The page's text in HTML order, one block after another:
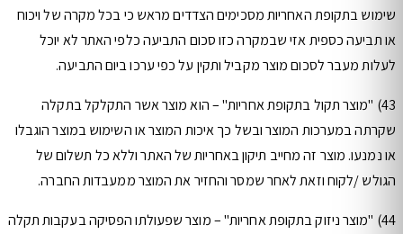
שימוש בתקופת האחריות מסכימים הצדדים מראש כי בכל מקרה של ויכוח
או תביעה כספית אזי שבמקרה כזו סכום התביעה כלפי האתר לא יוכל
לעלות מעבר לסכום מוצר מקביל ותקין על כפי ערכו ביום התביעה.
43) "מוצר תקול בתקופת אחריות" – הוא מוצר אשר התקלקל בתקלה
שקרתה במערכות המוצר ובשל כך איכות המוצר או השימוש במוצר הוגבלו
או נמנעו. מוצר זה מחייב תיקון באחריות של האתר וללא כל תשלום של
הגולש /לקוח וזאת לאחר שמסר והחזיר את המוצר ממעבדות החברה.
44) "מוצר ניזוק בתקופת אחריות" – מוצר שפעולתו הפסיקה בעקבות תקלה